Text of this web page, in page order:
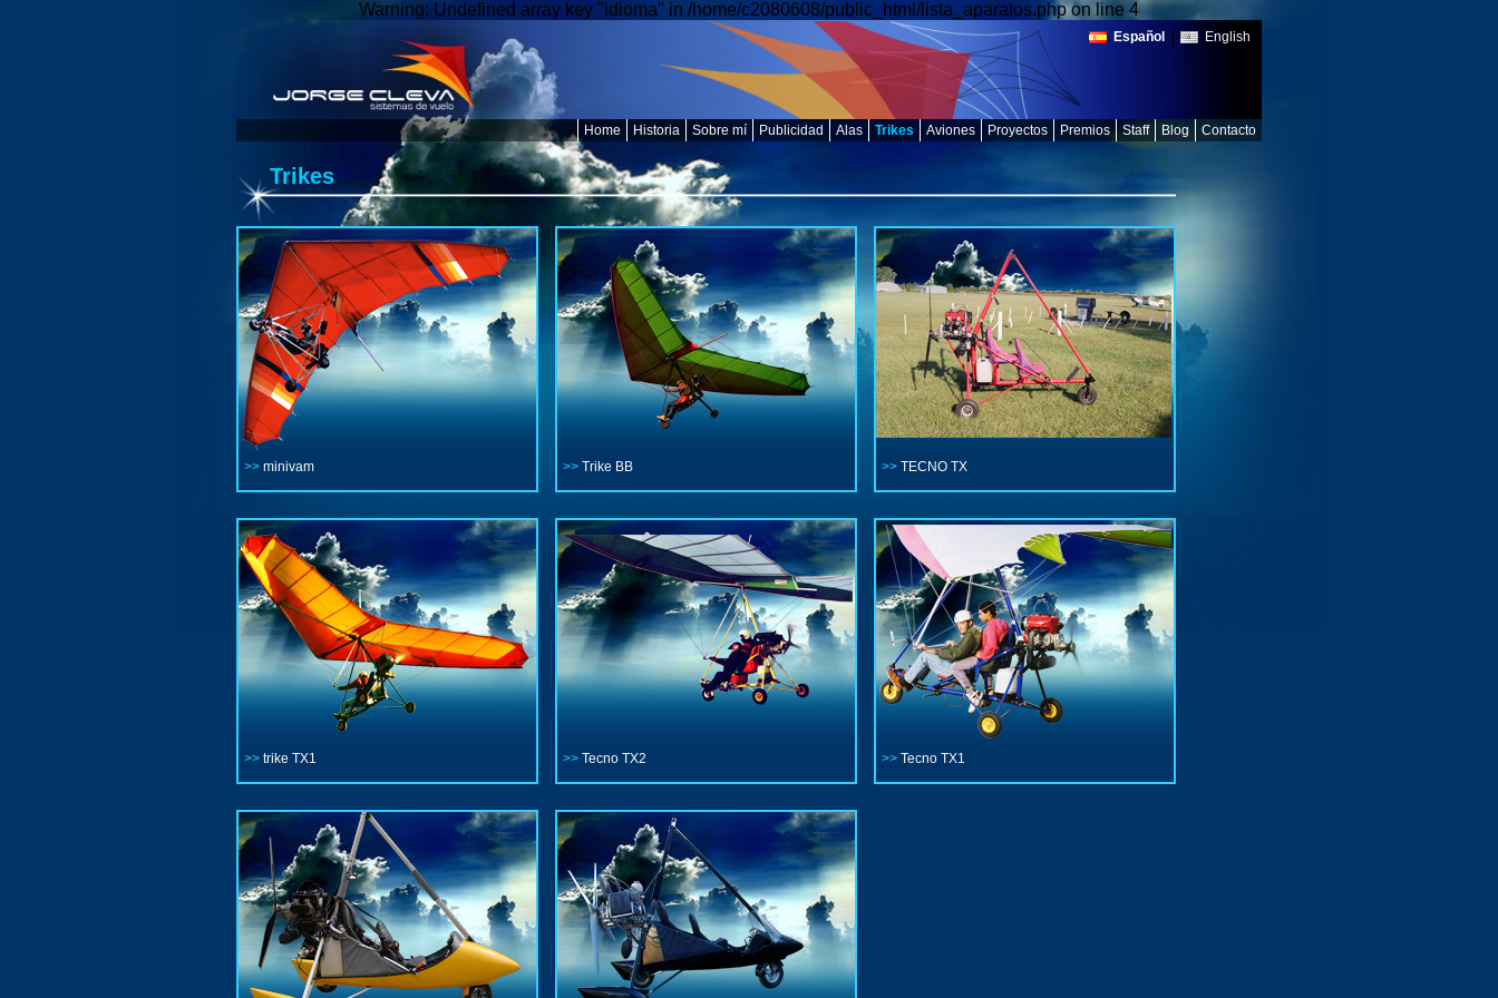
Warning: Undefined array key "idioma" in /home/c2080608/public_html/lista_aparatos.php on line 4
Español English
Contacto
Blog
Staff
Premios
Proyectos
Aviones
Trikes
Alas
Publicidad
Sobre mí
Historia
Home
Trikes
>> minivam >> Trike BB >> TECNO TX
>> trike TX1 >> Tecno TX2 >> Tecno TX1